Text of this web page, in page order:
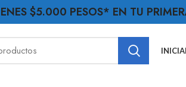
$5.000 PESOS* EN TU